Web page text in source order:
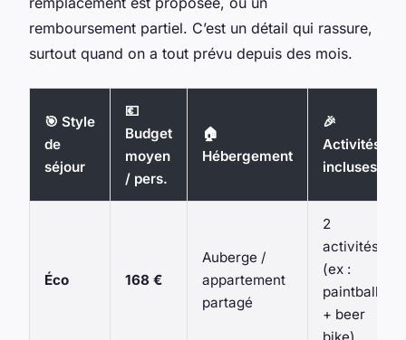
remboursement partiel. C’est un détail qui rassure,
surtout quand on a tout prévu depuis des mois.
🎯 Style
de
séjour
💶
Budget
moyen
/ pers.
🏠
Hébergement
🎉
Activités
incluses
Éco 168 €
Auberge /
appartement
partagé
2
activités
(ex :
paintball
+ beer